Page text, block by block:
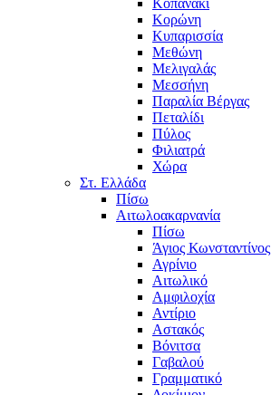
Κορώνη
Κυπαρισσία
Μεθώνη
Μελιγαλάς
Μεσσήνη
Παραλία Βέργας
Πεταλίδι
Πύλος
Φιλιατρά
Χώρα
Στ. Ελλάδα
Πίσω
Αιτωλοακαρνανία
Πίσω
Άγιος Κωνσταντίνος
Αγρίνιο
Αιτωλικό
Αμφιλοχία
Αντίριο
Αστακός
Βόνιτσα
Γαβαλού
Γραμματικό